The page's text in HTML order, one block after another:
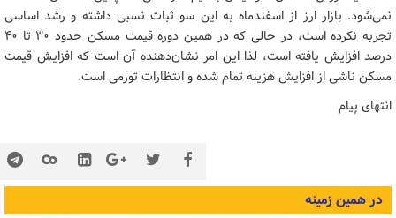
نمی‌شود. بازار ارز از اسفندماه به این سو ثبات نسبی داشته و رشد اساسی
تجربه نکرده است، در حالی که در همین دوره قیمت مسکن حدود ۳۰ تا ۴۰
درصد افزایش یافته است، لذا این امر نشان‌دهنده آن است که افزایش قیمت
مسکن ناشی از افزایش هزینه تمام شده و انتظارات تورمی است.
انتهای پیام
در همین زمینه